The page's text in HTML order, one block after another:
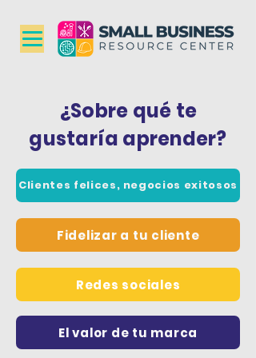
¿Sobre qué te
gustaría aprender?
Clientes felices, negocios exitosos
Fidelizar a tu cliente
Redes sociales
El valor de tu marca